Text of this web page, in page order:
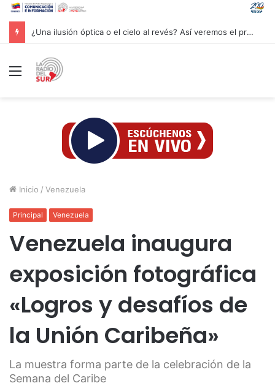
Trump ordena investigar la filtración sobre las reservas de municiones
Menú
Inicio / Venezuela
Principal Venezuela
Venezuela inaugura
exposición fotográfica
«Logros y desafíos de
la Unión Caribeña»
La muestra forma parte de la celebración de la
Semana del Caribe